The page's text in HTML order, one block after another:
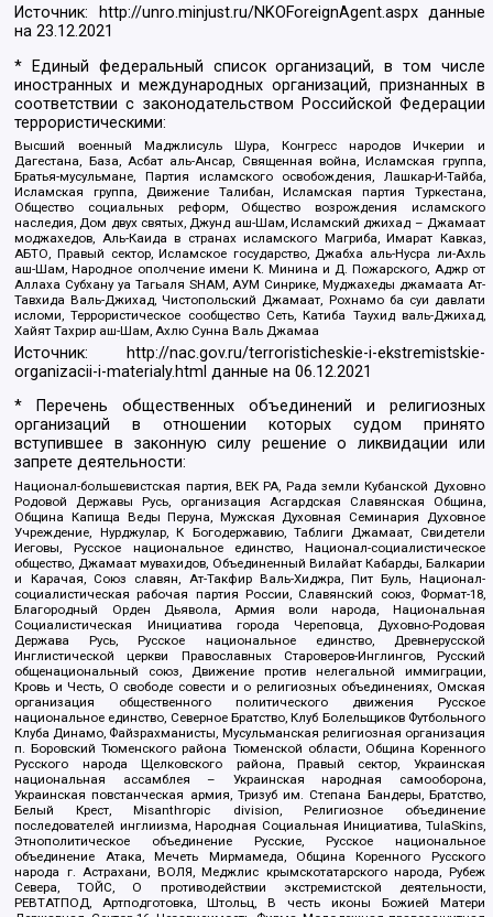
Источник: http://unro.minjust.ru/NKOForeignAgent.aspxданные
на23.12.2021
* Единый федеральный список организаций, в том числе
иностранных и международных организаций, признанных в
соответствии с законодательством Российской Федерации
террористическими:
Высший военный Маджлисуль Шура, Конгресс народов Ичкерии и
Дагестана, База, Асбат аль-Ансар, Священная война, Исламская группа,
Братья-мусульмане, Партия исламского освобождения, Лашкар-И-Тайба,
Исламская группа, Движение Талибан, Исламская партия Туркестана,
Общество социальных реформ, Общество возрождения исламского
наследия, Дом двух святых, Джунд аш-Шам, Исламский джихад – Джамаат
моджахедов, Аль-Каида в странах исламского Магриба, Имарат Кавказ,
АБТО, Правый сектор, Исламское государство, Джабха аль-Нусра ли-Ахль
аш-Шам, Народное ополчение имени К. Минина и Д. Пожарского, Аджр от
Аллаха Субхану уа Тагьаля SHAM, АУМ Синрике, Муджахеды джамаата Ат-
Тавхида Валь-Джихад, Чистопольский Джамаат, Рохнамо ба суи давлати
исломи, Террористическое сообщество Сеть, Катиба Таухид валь-Джихад,
Хайят Тахрир аш-Шам, Ахлю Сунна Валь Джамаа
Источник:
http://nac.gov.ru/terroristicheskie-i-ekstremistskie-
organizacii-i-materialy.html данные на06.12.2021
* Перечень общественных объединений и религиозных
организаций в отношении которых судом принято
вступившее в законную силу решение о ликвидации или
запрете деятельности:
Национал-большевистская партия, ВЕК РА, Рада земли Кубанской Духовно
Родовой Державы Русь, организация Асгардская Славянская Община,
Община Капища Веды Перуна, Мужская Духовная Семинария Духовное
Учреждение, Нурджулар, К Богодержавию, Таблиги Джамаат, Свидетели
Иеговы, Русское национальное единство, Национал-социалистическое
общество, Джамаат мувахидов, Объединенный Вилайат Кабарды, Балкарии
и Карачая, Союз славян, Ат-Такфир Валь-Хиджра, Пит Буль, Национал-
социалистическая рабочая партия России, Славянский союз, Формат-18,
Благородный Орден Дьявола, Армия воли народа, Национальная
Социалистическая Инициатива города Череповца, Духовно-Родовая
Держава Русь, Русское национальное единство, Древнерусской
Инглистической церкви Православных Староверов-Инглингов, Русский
общенациональный союз, Движение против нелегальной иммиграции,
Кровь и Честь, О свободе совести и о религиозных объединениях, Омская
организация общественного политического движения Русское
национальное единство, Северное Братство, Клуб Болельщиков Футбольного
Клуба Динамо, Файзрахманисты, Мусульманская религиозная организация
п. Боровский Тюменского района Тюменской области, Община Коренного
Русского народа Щелковского района, Правый сектор, Украинская
национальная ассамблея – Украинская народная самооборона,
Украинская повстанческая армия, Тризуб им. Степана Бандеры, Братство,
Белый Крест, Misanthropic division, Религиозное объединение
последователей инглиизма, Народная Социальная Инициатива, TulaSkins,
Этнополитическое объединение Русские, Русское национальное
объединение Атака, Мечеть Мирмамеда, Община Коренного Русского
народа г. Астрахани, ВОЛЯ, Меджлис крымскотатарского народа, Рубеж
Севера, ТОЙС, О противодействии экстремистской деятельности,
РЕВТАТПОД, Артподготовка, Штольц, В честь иконы Божией Матери